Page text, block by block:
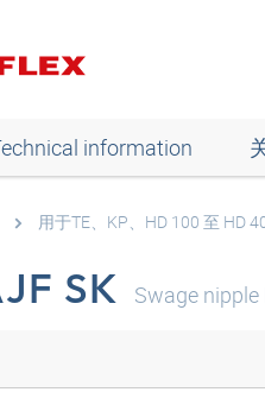
information
用于TE、KP、HD 100 至 HD
SK Swage nipple